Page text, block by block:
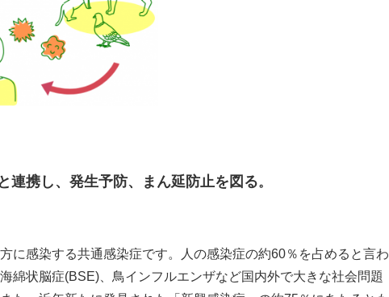
連携し、発生予防、まん延防止を図る。
に感染する共通感染症です。人の感染症の約60％を占めると言わ
綿状脳症(BSE)、鳥インフルエンザなど国内外で大きな社会問題